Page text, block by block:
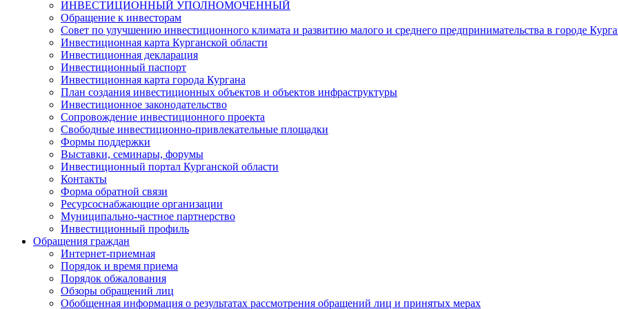
ИНВЕСТИЦИОННЫЙ УПОЛНОМОЧЕННЫЙ
Обращение к инвесторам
Совет по улучшению инвестиционного климата и развитию малого и среднего предпринимательства в городе
Инвестиционная карта Курганской области
Инвестиционная декларация
Инвестиционный паспорт
Инвестиционная карта города Кургана
План создания инвестиционных объектов и объектов инфраструктуры
Инвестиционное законодательство
Сопровождение инвестиционного проекта
Свободные инвестиционно-привлекательные площадки
Формы поддержки
Выставки, семинары, форумы
Инвестиционный портал Курганской области
Контакты
Форма обратной связи
Ресурсоснабжающие организации
Муниципально-частное партнерство
Инвестиционный профиль
Обращения граждан
Интернет-приемная
Порядок и время приема
Порядок обжалования
Обзоры обращений лиц
Обобщенная информация о результатах рассмотрения обращений лиц и принятых мерах